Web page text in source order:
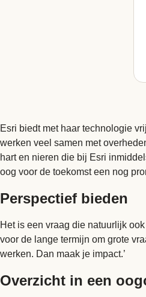
Esri biedt met haar technologie
werken veel samen met
hart en nieren die bij Esri
oog voor de toekomst een nog
Perspectief bieden
Het is een vraag die natuurlijk
voor de lange termijn om grote
werken. Dan maak je impact.’
Overzicht in een